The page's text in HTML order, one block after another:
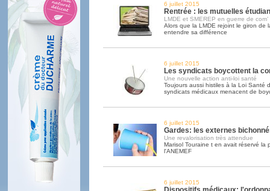
6 juillet 2015
Rentrée : les mutuelles
LMDE et SMEREP en guerre de com’
Alors que la LMDE rejoint le giron de
entendre sa différence
6 juillet 2015
Les syndicats boycottent la
Une nouvelle action anti-loi santé
Toujours aussi histiles à la Loi Santé
syndicats médicaux menacent de
6 juillet 2015
Gardes: les externes
Une revalorisation très attendue
Marisol Touraine t en avait réservé la
l'ANEMEF
6 juillet 2015